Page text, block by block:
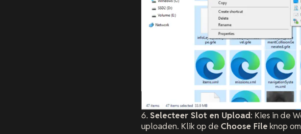
6. Selecteer Slot en Upload: Kies in de
uploaden. Klik op de Choose Fileknop